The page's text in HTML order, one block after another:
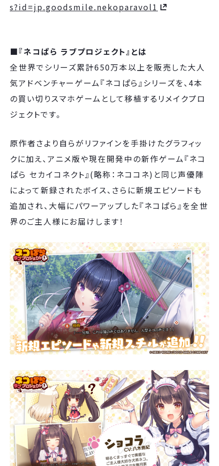
s?id=jp.goodsmile.nekoparavol1
■『ネコぱら ラブプロジェクト』とは
全世界でシリーズ累計650万本以上を販売した大人
気アドベンチャーゲーム『ネコぱら』シリーズを、4本
の買い切りスマホゲームとして移植するリメイクプロ
ジェクトです。
原作者さより自らがリファインを手掛けたグラフィッ
クに加え、アニメ版や現在開発中の新作ゲーム『ネコ
ぱら セカイコネクト』(略称：ネココネ)と同じ声優陣
によって新録されたボイス、さらに新規エピソードも
追加され、大幅にパワーアップした『ネコぱら』を全世
界のご主人様にお届けします！